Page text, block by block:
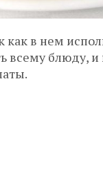
как в нем
всему блюду,